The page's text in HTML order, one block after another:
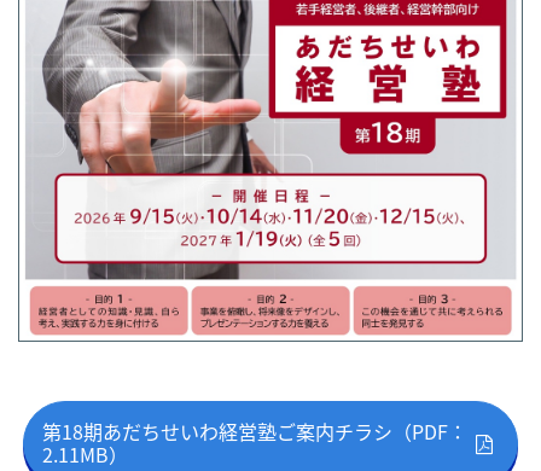
第18期あだちせいわ経営塾ご案内チラシ（PDF：
2.11MB）